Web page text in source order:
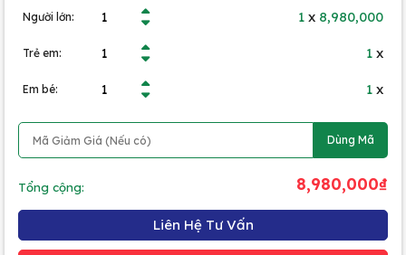
Người lớn:
1 x 8,980,000
Trẻ em: 1 x
Em bé: 1 x
Dùng Mã
Tổng cộng: 8,980,000₫
Liên Hệ Tư Vấn